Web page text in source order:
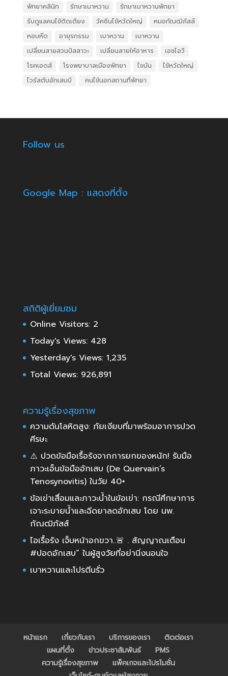
พัทยาคลินิก
รักษาเบาหวาน
รักษาเบาหวานพัทยา
รับดูแลคนไข้ติดเตียง
วัคซีนไข้หวัดใหญ่
หมอกัณฒิภัสส์
หอบหืด
อายุรกรรม เบาหวาน
เบาหวาน
เปลี่ยนสายสวนปัสสาวะ
เปลี่ยนสายให้อาหาร
เอชไอวี
โรคเอดส์
โรงพยาบาลเมืองพัทยา ไขมัน
ไข้หวัดใหญ่
ไวรัสตับอักเสบบี
​ คนไข้นอกสถานที่พัทยา
Follow us
Google Map : แสดงที่ตั้ง
สถิติผู้เยี่ยมชม
Online Visitors: 2
Today's Views: 428
Yesterday's Views: 1,235
Total Views: 926,891
ความรู้เรื่องสุขภาพ
ความดันโลหิตสูง: ภัยเงียบที่มาพร้อมอาการปวด
ศีรษะ
⚠️ ปวดข้อมือเรื้อรังจากการยกของหนัก! รับมือ
ภาวะเอ็นข้อมืออักเสบ (De Quervain’s
Tenosynovitis) ในวัย 40+
ข้อเข่าเสื่อมและภาวะน้ำในข้อเข่า: กรณีศึกษาการ
เจาะระบายน้ำและฉีดยาลดอักเสบ โดย นพ.
กัณฒิภัสส์
ไอเรื้อรัง เจ็บหน้าอกขวา..🚨 . สัญญาณเตือน
#ปอดอักเสบ” ในผู้สูงวัยที่อย่านิ่งนอนใจ
เบาหวานและโปรตีนรั่ว
หน้าแรก เกี่ยวกับเรา บริการของเรา
ติดต่อเรา
แผนที่ตั้ง
ข่าวประชาสัมพันธ์
PMS
ความรู้เรื่องสุขภาพ
แพ็คเกจและโปรโมชั่น